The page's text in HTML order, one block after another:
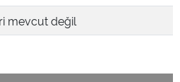
mevcut değil